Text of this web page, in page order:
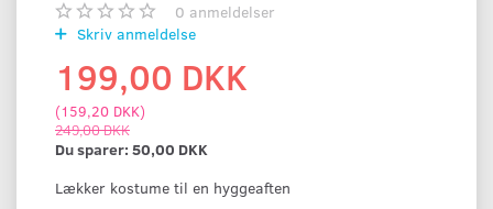
0 anmeldelser
Skriv anmeldelse
199,00 DKK
(159,20 DKK)
249,00 DKK
Du sparer: 50,00 DKK
Lækker kostume til en hyggeaften